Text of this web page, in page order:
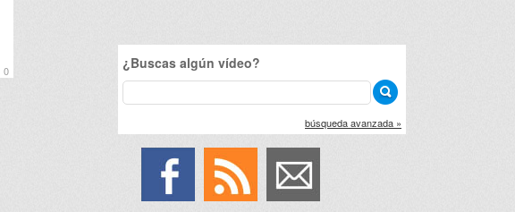
0 ¿Buscas algún vídeo?
búsqueda avanzada »